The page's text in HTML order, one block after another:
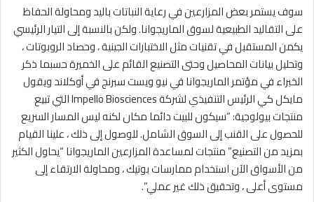
سوف يستمر بعض المزارعين في رعاية النباتات باليد ومحاولة الحفاظ
على التقاليد الطبيعية لسوق الماريجوانا. ولكن بالنسبة إلى التيار الرئيسي
يكمن المستقبل في تقنيات مثل الاختبارات الجينية ، وحصاد الروبوتات ،
وتحليل بيانات المحاصيل وحتى التصنيع القائم على الخميرة حسبما ذكر
الخبراء في مؤتمر الماريجوانا في نيو ويست سبرنج في أوكلاند ويقول
مايكل كي الرئيس التنفيذي لشركة Impello Biosciences التي تبيع
منتجات بيولوجية: “سيكون للبيت دائما مكان لكنه ليس المسار السريع
للحصول على القنب إلى السوق الشامل. للوصول إلى ذلك ، علينا القيام
بمزيد من التصنيع” منتجات لمساعدة المزارعين الماريجوانا “يحاول الكثير
من الأسواق الآن استخدام ممارسات بوتيك ، ومحاولة الارتقاء إلى
مستوى أعلى ، وتحقيق ذلك غير عملي”.